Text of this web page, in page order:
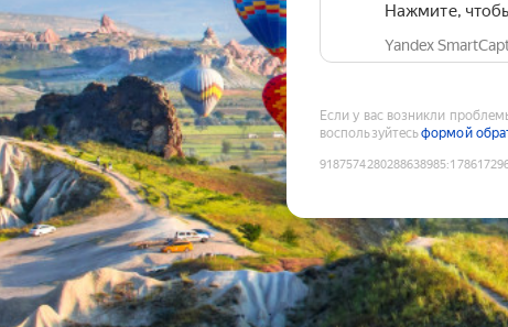
Нажмите,
Yandex
Если у вас возникли
воспользуйтесьформой
9187574280288638985: